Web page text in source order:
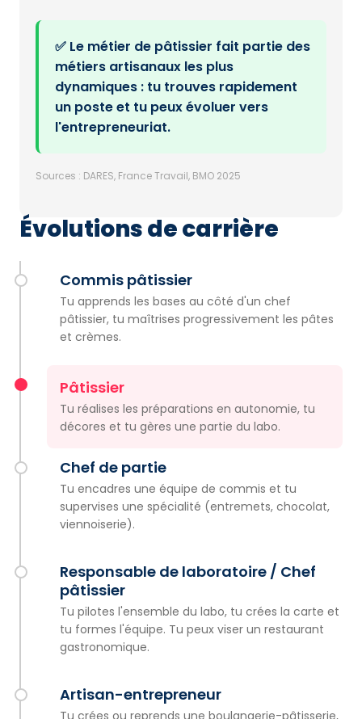
✅ Le métier de pâtissier fait partie des
métiers artisanaux les plus
dynamiques : tu trouves rapidement
un poste et tu peux évoluer vers
l'entrepreneuriat.
Sources : DARES, France Travail, BMO 2025
Évolutions de carrière
Commis pâtissier
Tu apprends les bases au côté d'un chef
pâtissier, tu maîtrises progressivement les pâtes
et crèmes.
Pâtissier
Tu réalises les préparations en autonomie, tu
décores et tu gères une partie du labo.
Chef de partie
Tu encadres une équipe de commis et tu
supervises une spécialité (entremets, chocolat,
viennoiserie).
Responsable de laboratoire / Chef
pâtissier
Tu pilotes l'ensemble du labo, tu crées la carte et
tu formes l'équipe. Tu peux viser un restaurant
gastronomique.
Artisan-entrepreneur
Tu crées ou reprends une boulangerie-pâtisserie,